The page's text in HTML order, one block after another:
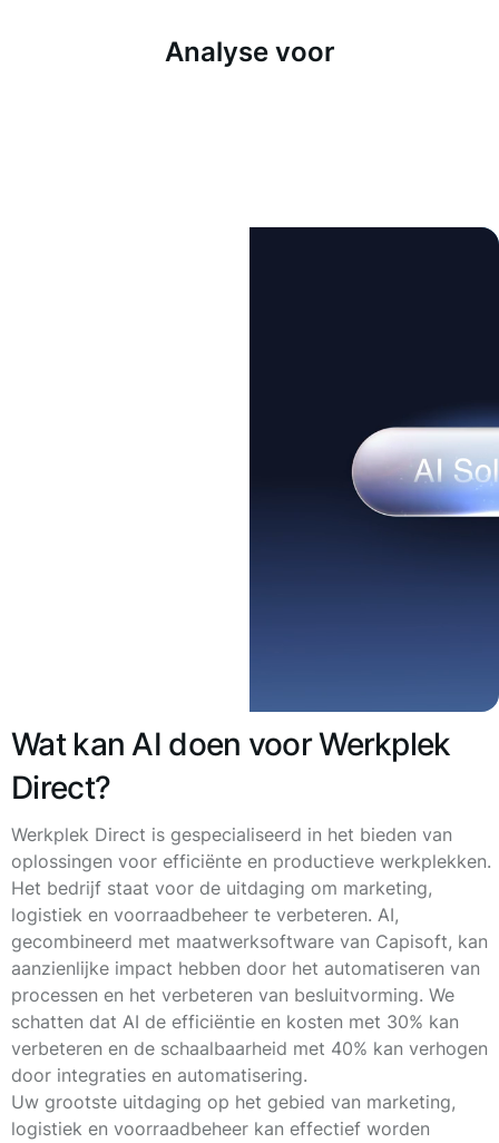
Analyse voor
Wat kan AI doen voor Werkplek
Direct?
Werkplek Direct is gespecialiseerd in het bieden van
oplossingen voor efficiënte en productieve werkplekken.
Het bedrijf staat voor de uitdaging om marketing,
logistiek en voorraadbeheer te verbeteren. AI,
gecombineerd met maatwerksoftware van Capisoft, kan
aanzienlijke impact hebben door het automatiseren van
processen en het verbeteren van besluitvorming. We
schatten dat AI de efficiëntie en kosten met 30% kan
verbeteren en de schaalbaarheid met 40% kan verhogen
door integraties en automatisering.
Uw grootste uitdaging op het gebied van marketing,
logistiek en voorraadbeheer kan effectief worden